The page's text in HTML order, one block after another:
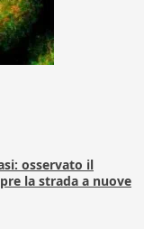
osservato il
la strada a nuove